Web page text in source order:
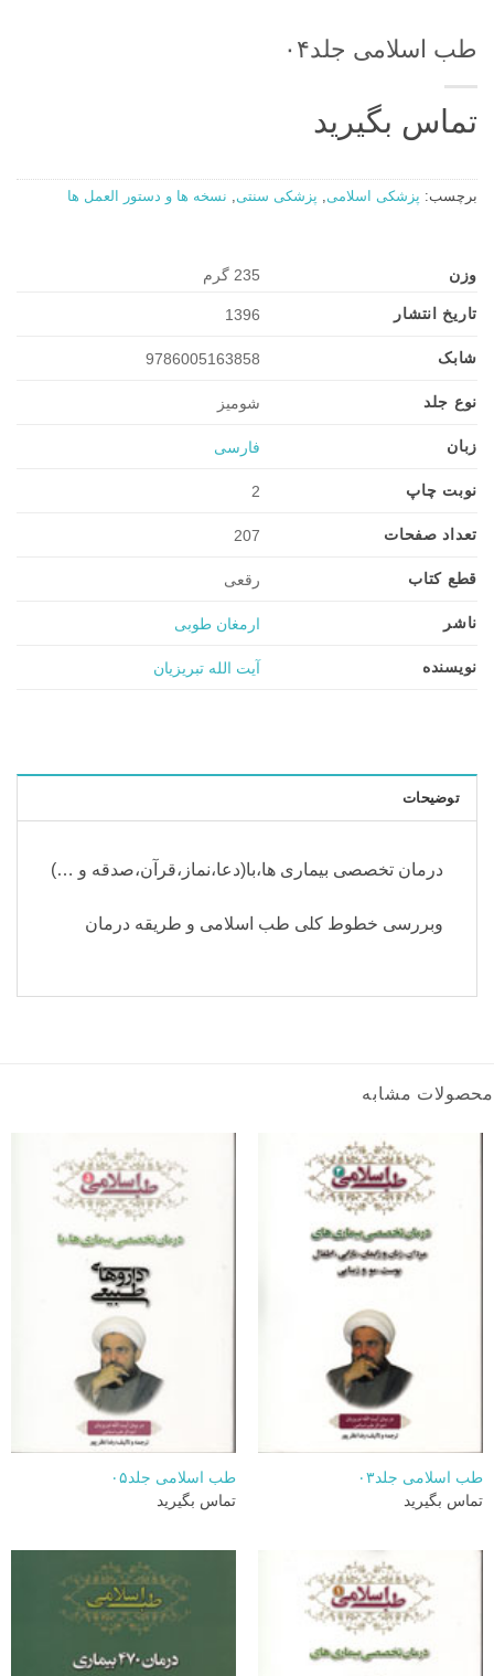
طب اسلامی جلد۰۴
تماس بگیرید
برچسب: پزشکی اسلامی پزشکی سنتی نسخه ها و دستور العمل ها
وزن 235 گرم
تاریخ انتشار 1396
شابک 9786005163858
نوع جلد شومیز
زبان فارسی
نوبت چاپ 2
تعداد صفحات 207
قطع کتاب رقعی
ناشر ارمغان طوبی
نویسنده آیت الله تبریزیان
توضیحات
درمان تخصصی بیماری ها،با(دعا،نماز،قرآن،صدقه و …)
وبررسی خطوط کلی طب اسلامی و طریقه درمان
محصولات مشابه
طب اسلامی جلد۰۳
تماس بگیرید
طب اسلامی جلد۰۵
تماس بگیرید